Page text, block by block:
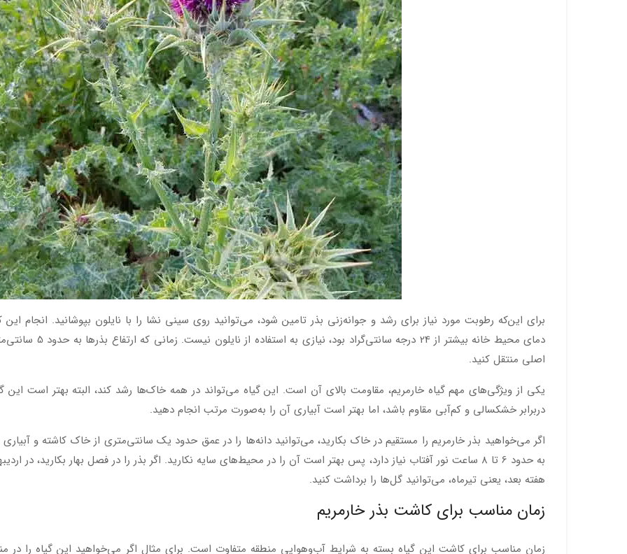
برای این‌که رطوبت مورد نیاز برای رشد و جوانه‌زنی بذر تامین شود، می‌توانید روی سینی نشا را با نایلون بپوشانید. انجام
دمای محیط خانه
اصلی منتقل کنید.
یکی از ویژگی‌های مهم گیاه خارمریم، مقاومت بالای آن است. این گیاه می‌تواند در همه خاک‌ها رشد کند، البته بهتر است
دربرابر خشکسالی و کم‌آبی مقاوم باشد، اما بهتر است آبیاری آن را به‌صورت مرتب انجام دهید.
اگر می‌خواهید بذر خارمریم را مستقیم در خاک بکارید، می‌توانید دانه‌ها را در عمق حدود یک سانتی‌متری از خاک کاشته و
هفته بعد، یعنی تیرماه، می‌‎توانید گل‌ها را برداشت کنید.
زمان مناسب برای کاشت بذر خارمریم
زمان مناسب برای کاشت این گیاه بسته به شرایط آب‌وهوایی منطقه متفاوت است. برای مثال اگر می‌خواهید این گیاه را در